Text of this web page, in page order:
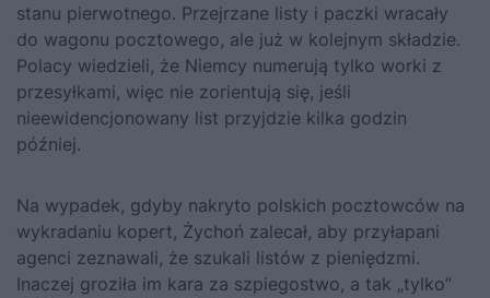
stanu pierwotnego. Przejrzane listy i paczki wracały
do wagonu pocztowego, ale już w kolejnym składzie.
Polacy wiedzieli, że Niemcy numerują tylko worki z
przesyłkami, więc nie zorientują się, jeśli
nieewidencjonowany list przyjdzie kilka godzin
później.
Na wypadek, gdyby nakryto polskich pocztowców na
wykradaniu kopert, Żychoń zalecał, aby przyłapani
agenci zeznawali, że szukali listów z pieniędzmi.
Inaczej groziła im kara za szpiegostwo, a tak „tylko”